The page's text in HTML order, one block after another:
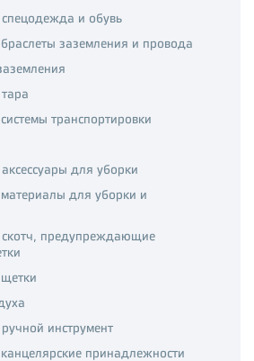
спецодежда и обувь
браслеты заземления и провода
транспортировки
для уборки
материалы для уборки и
скотч, предупреждающие
щетки
инструмент
канцелярские принадлежности